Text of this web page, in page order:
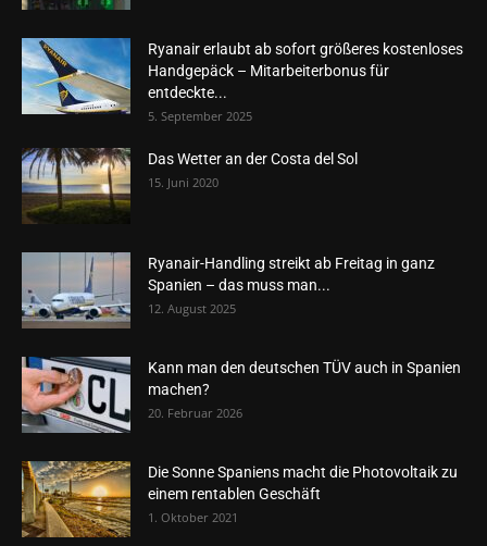
Ryanair erlaubt ab sofort größeres kostenloses
Handgepäck – Mitarbeiterbonus für
entdeckte...
5. September 2025
Das Wetter an der Costa del Sol
15. Juni 2020
Ryanair-Handling streikt ab Freitag in ganz
Spanien – das muss man...
12. August 2025
Kann man den deutschen TÜV auch in Spanien
machen?
20. Februar 2026
Die Sonne Spaniens macht die Photovoltaik zu
einem rentablen Geschäft
1. Oktober 2021